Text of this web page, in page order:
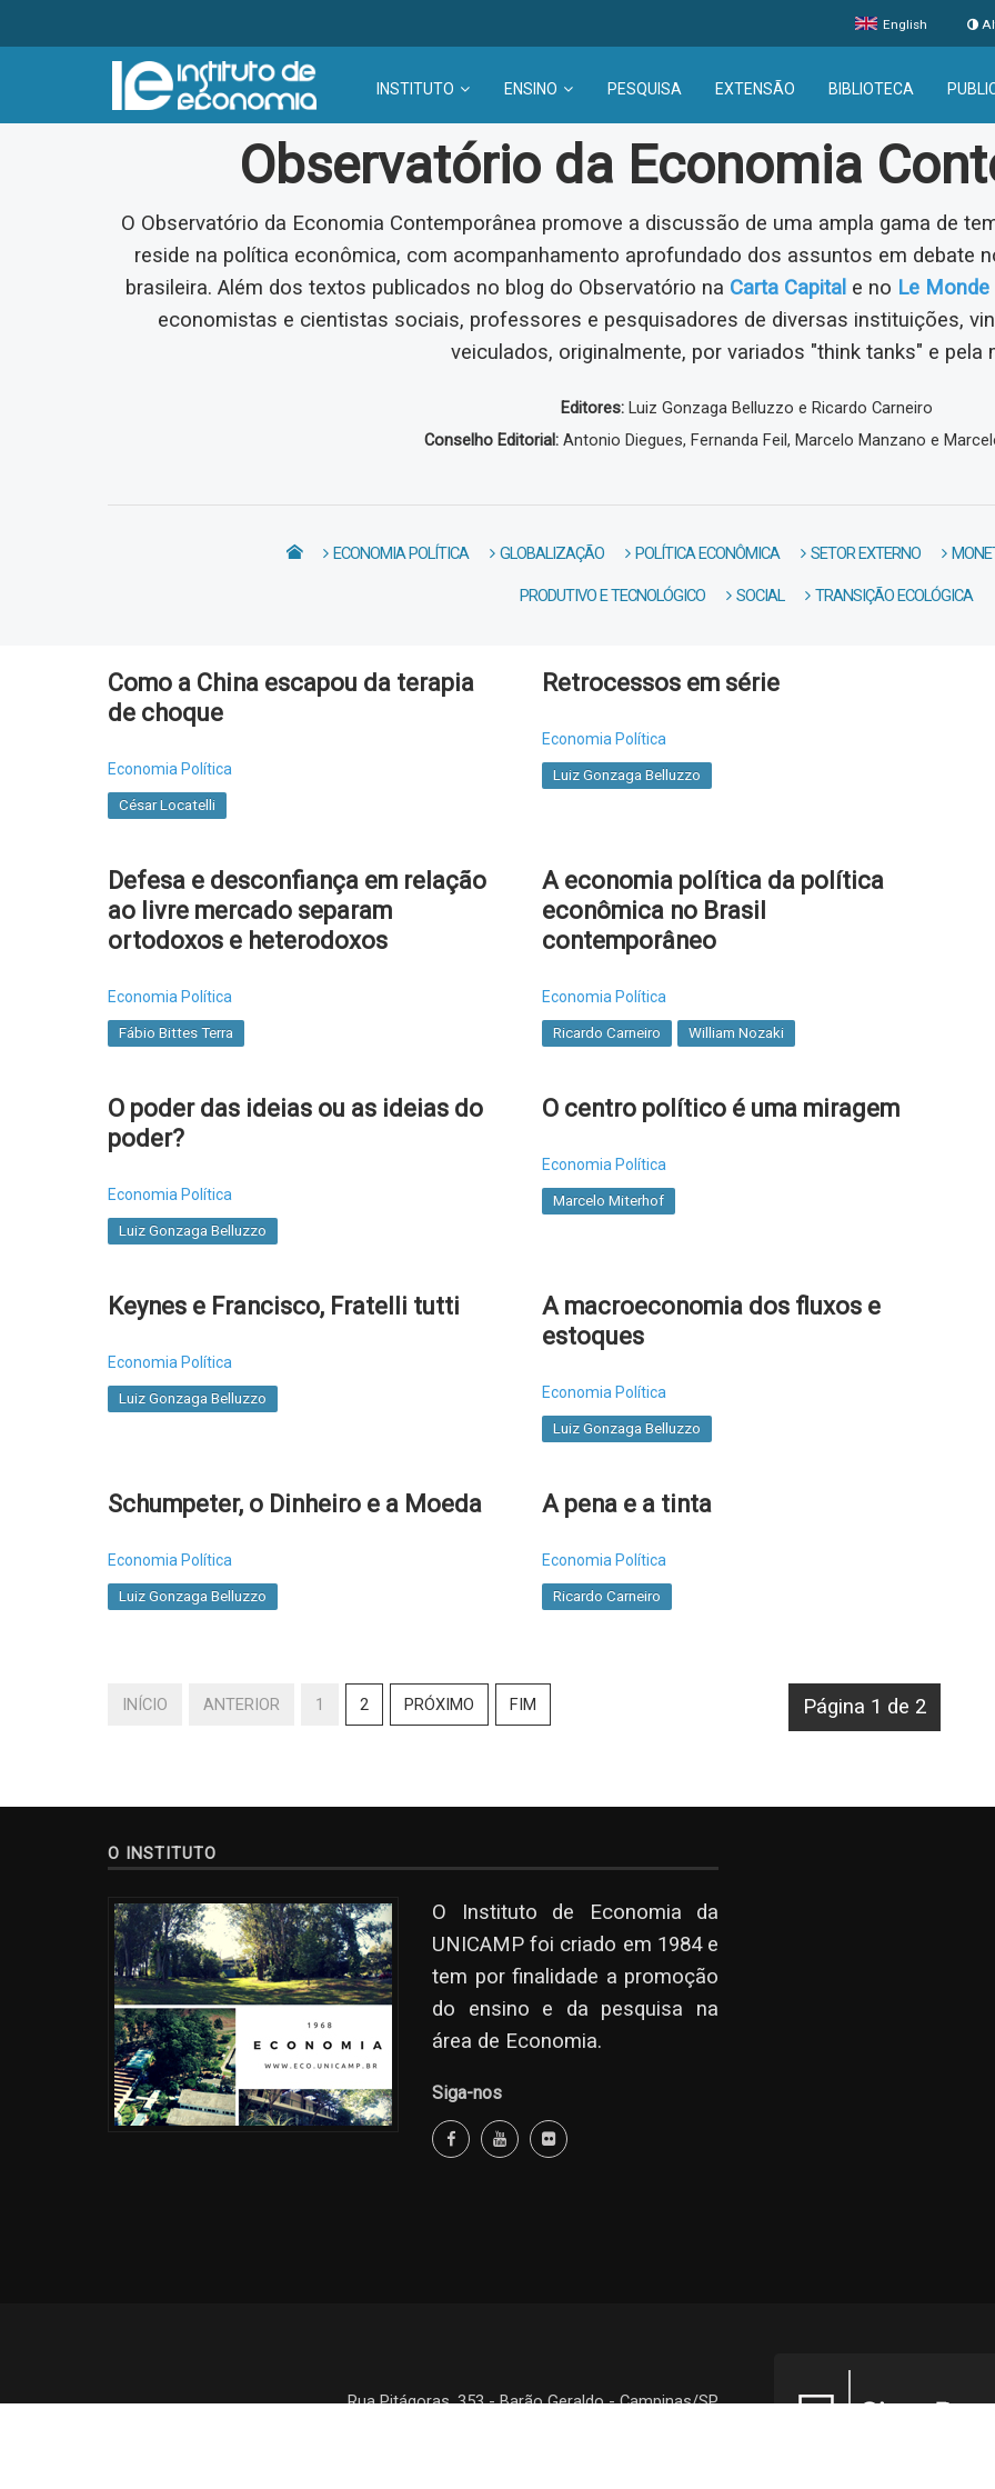
English
INSTITUTO ENSINO PESQUISA EXTENSÃO BIBLIOTECA
Observatório da Economia
O Observatório da Economia Contemporânea promove a discussão de uma ampla gama de
reside na política econômica, com acompanhamento aprofundado dos assuntos em debate
brasileira. Além dos textos publicados no blog do Observatório na Carta Capital e no Le
economistas e cientistas sociais, professores e pesquisadores de diversas instituições,
veiculados, originalmente, por variados "think tanks" e pela
Editores: Luiz Gonzaga Belluzzo e Ricardo Carneiro
Conselho Editorial: Antonio Diegues, Fernanda Feil, Marcelo Manzano e
ECONOMIA POLÍTICA GLOBALIZAÇÃO POLÍTICA ECONÔMICA SETOR EXTERNO
PRODUTIVO E TECNOLÓGICO SOCIAL TRANSIÇÃO ECOLÓGICA
Como a China escapou da terapia
de choque
Economia Política
César Locatelli
Retrocessos em série
Economia Política
Luiz Gonzaga Belluzzo
Defesa e desconfiança em relação
ao livre mercado separam
ortodoxos e heterodoxos
Economia Política
Fábio Bittes Terra
A economia política da política
econômica no Brasil
contemporâneo
Economia Política
Ricardo Carneiro William Nozaki
O poder das ideias ou as ideias do
poder?
Economia Política
Luiz Gonzaga Belluzzo
O centro político é uma miragem
Economia Política
Marcelo Miterhof
Keynes e Francisco, Fratelli tutti
Economia Política
Luiz Gonzaga Belluzzo
A macroeconomia dos fluxos e
estoques
Economia Política
Luiz Gonzaga Belluzzo
Schumpeter, o Dinheiro e a Moeda
Economia Política
Luiz Gonzaga Belluzzo
A pena e a tinta
Economia Política
Ricardo Carneiro
Página 1 de 2
INÍCIO ANTERIOR 1 2 PRÓXIMO FIM
O INSTITUTO
O Instituto de Economia da
UNICAMP foi criado em 1984 e
tem por finalidade a promoção
do ensino e da pesquisa na
área de Economia.
Siga-nos
Rua Pitágoras, 353 - Barão Geraldo - Campinas/SP